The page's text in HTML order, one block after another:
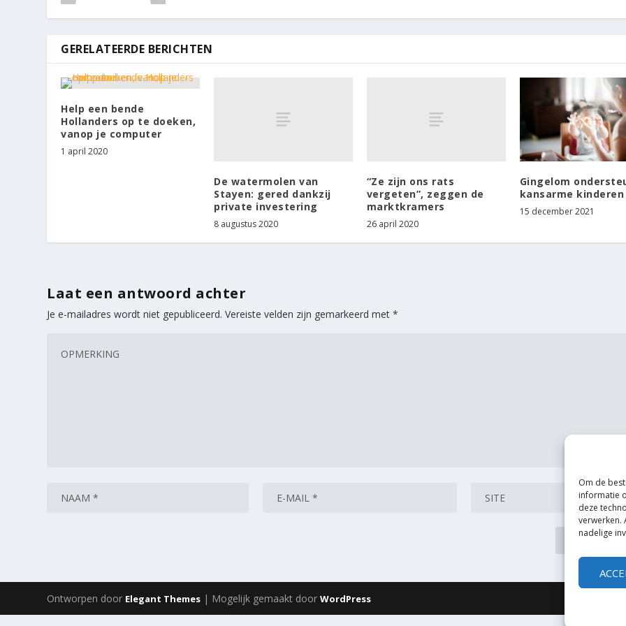
Om de
informatie
deze
verwerken.
nadelige
GERELATEERDE BERICHTEN
Help een bende
Hollanders op te doeken,
vanop je computer
1 april 2020
De watermolen van
Stayen: gered dankzij
private investering
8 augustus 2020
“Ze zijn ons rats
vergeten”, zeggen de
marktkramers
26 april 2020
Gingelom
kansarme kinderen
15 december 2021
Laat een antwoord achter
Je e-mailadres wordt niet gepubliceerd. Vereiste velden zijn gemarkeerd met*
Ontworpen door Elegant Themes | Mogelijk gemaakt doorWordPress